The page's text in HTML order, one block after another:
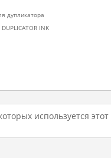
дупликатора
INK
используется